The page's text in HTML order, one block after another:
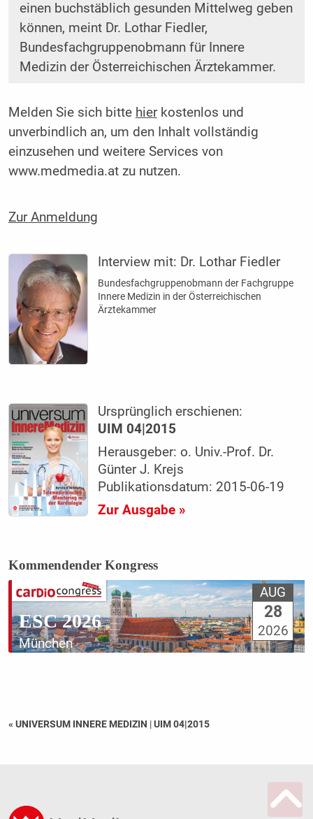
einen buchstäblich gesunden Mittelweg geben
können, meint Dr. Lothar Fiedler,
Bundesfachgruppenobmann für Innere
Medizin der Österreichischen Ärztekammer.
Melden Sie sich bitte hierkostenlos und
unverbindlich an, um den Inhalt vollständig
einzusehen und weitere Services von
www.medmedia.at zu nutzen.
Zur Anmeldung
Interview mit: Dr. Lothar Fiedler
Bundesfachgruppenobmann der Fachgruppe
Innere Medizin in der Österreichischen
Ärztekammer
Ursprünglich erschienen:
UIM 04|2015
Herausgeber: o. Univ.-Prof. Dr.
Günter J. Krejs
Publikationsdatum: 2015-06-19
Zur Ausgabe »
Kommendender Kongress
ESC 2026
München
AUG
28
2026
« UNIVERSUM INNERE MEDIZIN |UIM 04|2015